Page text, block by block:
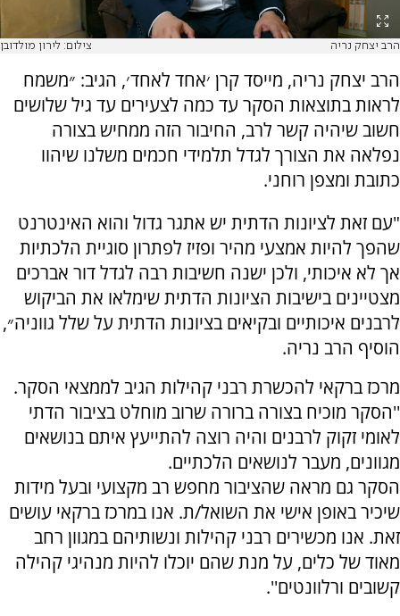
הרב יצחק נריה צילום: לירון מולדובן
הרב יצחק נריה, מייסד קרן ׳אחד לאחד׳, הגיב: ״משמח
לראות בתוצאות הסקר עד כמה לצעירים עד גיל שלושים
חשוב שיהיה קשר לרב, החיבור הזה ממחיש בצורה
נפלאה את הצורך לגדל תלמידי חכמים משלנו שיהוו
כתובת ומצפן רוחני.
"עם זאת לציונות הדתית יש אתגר גדול והוא האינטרנט
שהפך להיות אמצעי מהיר ופזיז לפתרון סוגיית הלכתיות
אך לא איכותי, ולכן ישנה חשיבות רבה לגדל דור אברכים
מצטיינים בישיבות הציונות הדתית שימלאו את הביקוש
לרבנים איכותיים ובקיאים בציונות הדתית על שלל גווניה״,
הוסיף הרב נריה.
מרכז ברקאי להכשרת רבני קהילות הגיב לממצאי הסקר.
''הסקר מוכיח בצורה ברורה שרוב מוחלט בציבור הדתי
לאומי זקוק לרבנים והיה רוצה להתייעץ איתם בנושאים
מגוונים, מעבר לנושאים הלכתיים.
הסקר גם מראה שהציבור מחפש רב מקצועי ובעל מידות
שיכיר באופן אישי את השואל/ת. אנו במרכז ברקאי עושים
זאת. אנו מכשירים רבני קהילות ונשותיהם במגוון רחב
מאוד של כלים, על מנת שהם יוכלו להיות מנהיגי קהילה
קשובים ורלוונטים''.